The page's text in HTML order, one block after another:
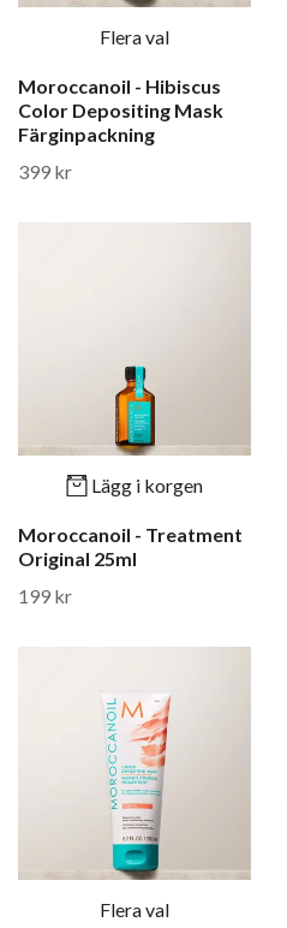
Flera val
Moroccanoil - Hibiscus
Color Depositing Mask
Färginpackning
399 kr
Lägg i korgen
Moroccanoil - Treatment
Original 25ml
199 kr
Flera val